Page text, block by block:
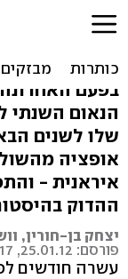
אובמה
אופציה
בפעם
הנאום השנתי
שלו לשנים
אופציה
איראנית -
ההדוק
יצחק בן-חורין,
פורסם: 25.01.12, 04:17
עשרה חודשים